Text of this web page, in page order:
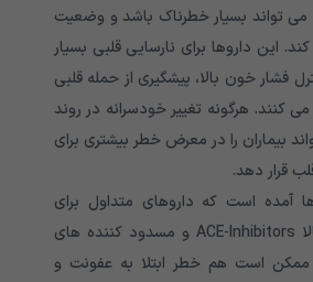
تواند بسیار خطرناک باشد و وضعیت
این داروها برای نارسایی قلبی بسیار
فشار خون بالا، پیشگیری از حمله قلبی
کنند. هرگونه تغییر خودسرانه در روند
بیماران را در معرض خطر بیشتری برای
قرار دهد.
آمده است که داروهای متداول برای
درمان فشار خون بالا ACE-Inhibitors و مسدود کننده های
ممکن است هم خطر ابتلا به عفونت و